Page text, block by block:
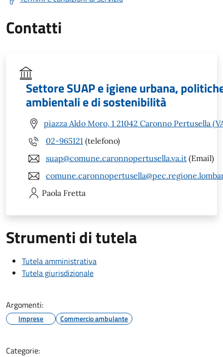
Contatti
Settore SUAP e igiene urbana,
ambientali e di sostenibilità
piazza Aldo Moro, 1 21042 Caronno Pertusella
02-965121 (telefono)
suap@comune.caronnopertusella.va.it (Email)
Paola Fretta
Strumenti di tutela
Tutela amministrativa
Tutela giurisdizionale
Argomenti:
Imprese Commercio ambulante
Categorie: